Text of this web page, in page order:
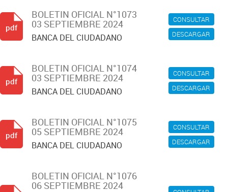
CONSULTAR
DESCARGAR
BOLETIN OFICIAL N°1073
03 SEPTIEMBRE 2024
BANCA DEL CIUDADANO
pdf
CONSULTAR
DESCARGAR
BOLETIN OFICIAL N°1074
03 SEPTIEMBRE 2024
BANCA DEL CIUDADANO
pdf
CONSULTAR
DESCARGAR
BOLETIN OFICIAL N°1075
05 SEPTIEMBRE 2024
BANCA DEL CIUDADANO
pdf
BOLETIN OFICIAL N°1076
06 SEPTIEMBRE 2024